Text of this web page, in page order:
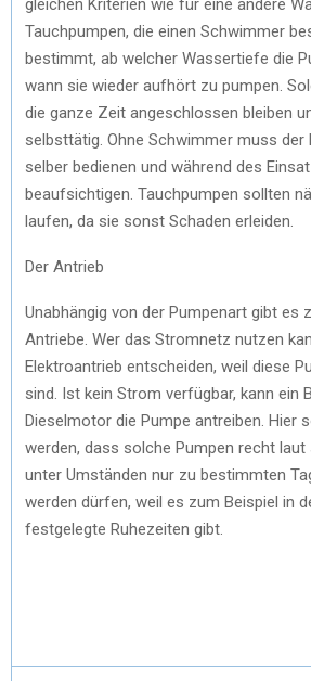
Tauchpumpen, die einen Schwimmer
bestimmt, ab welcher Wassertiefe die
wann sie wieder aufhört zu pumpen.
die ganze Zeit angeschlossen bleiben
selbsttätig. Ohne Schwimmer muss der
selber bedienen und während des
beaufsichtigen. Tauchpumpen sollten
laufen, da sie sonst Schaden erleiden.
Der Antrieb
Unabhängig von der Pumpenart gibt es
Antriebe. Wer das Stromnetz nutzen
Elektroantrieb entscheiden, weil diese
sind. Ist kein Strom verfügbar, kann ein
Dieselmotor die Pumpe antreiben. Hier
werden, dass solche Pumpen recht laut
unter Umständen nur zu bestimmten
werden dürfen, weil es zum Beispiel in
festgelegte Ruhezeiten gibt.